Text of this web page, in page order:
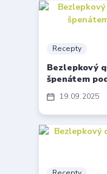
19 09 2025
Recepty
Bezlepkový
špenátem